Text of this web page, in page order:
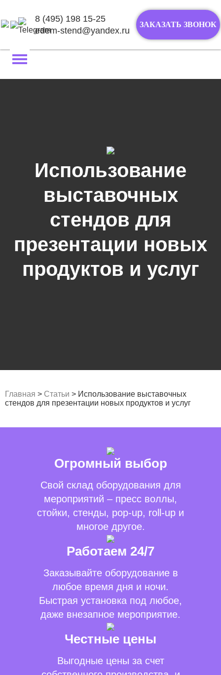
Перейти
содержимому
8 (495) 198 15-25
edem-stend@yandex.ru
ЗАКАЗАТЬ ЗВОНОК
Использование
выставочных
стендов для
презентации новых
продуктов и услуг
Главная > Статьи > Использование выставочных
стендов для презентации новых продуктов и услуг
Огромный выбор
Свой склад оборудования для
мероприятий – пресс воллы,
стойки, стенды, pop-up, roll-up и
многое другое.
Работаем 24/7
Заказывайте оборудование в
любое время дня и ночи.
Быстрая установка под любое,
даже внезапное мероприятие.
Честные цены
Выгодные цены за счет